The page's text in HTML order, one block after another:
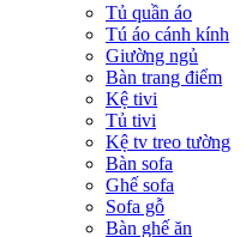
Tủ quần áo
Tú áo cánh kính
Giường ngủ
Bàn trang điểm
Kệ tivi
Tủ tivi
Kệ tv treo tường
Bàn sofa
Ghế sofa
Sofa gỗ
Bàn ghế ăn